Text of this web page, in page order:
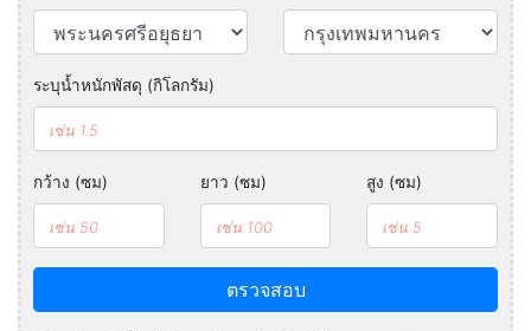
ระบุน้ำหนักพัสดุ (กิโลกรัม)
กว้าง (ซม) ยาว (ซม) สูง (ซม)
ตรวจสอบ